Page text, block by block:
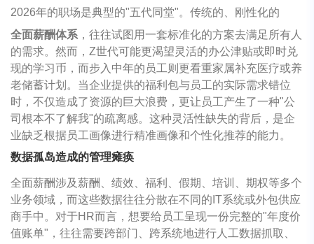
2026年的职场是典型的"五代同堂"。传统的、刚性化的
全面薪酬体系，往往试图用一套标准化的方案去满足所有人
的需求。然而，Z世代可能更渴望灵活的办公津贴或即时兑
现的学习币，而步入中年的员工则更看重家属补充医疗或养
老储蓄计划。当企业提供的福利包与员工的实际需求错位
时，不仅造成了资源的巨大浪费，更让员工产生了一种"公
司根本不了解我"的疏离感。这种灵活性缺失的背后，是企
业缺乏根据员工画像进行精准画像和个性化推荐的能力。
数据孤岛造成的管理瘫痪
全面薪酬涉及薪酬、绩效、福利、假期、培训、期权等多个
业务领域，而这些数据往往分散在不同的IT系统或外包供应
商手中。对于HR而言，想要给员工呈现一份完整的"年度价
值账单"，往往需要跨部门、跨系统地进行人工数据抓取、